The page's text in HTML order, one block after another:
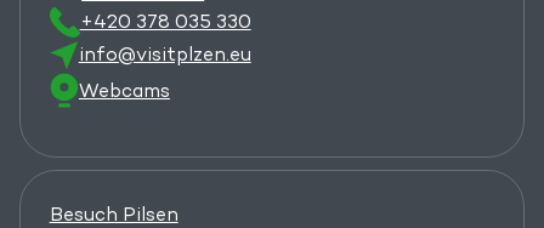
+420 378 035 330
info@visitplzen.eu
Webcams
Besuch Pilsen